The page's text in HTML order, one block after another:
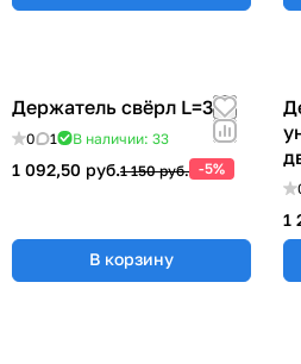
Держатель свёрл L=315
0 1 В наличии: 33
1 092,50 руб.1 150 руб. -5%
В корзину
1